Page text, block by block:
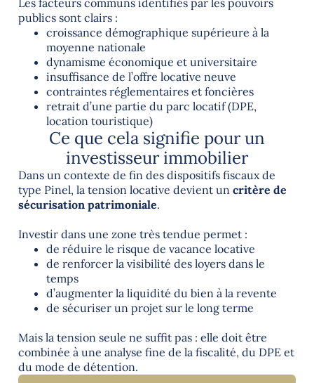
Les facteurs communs identifiés par les pouvoirs
publics sont clairs :
croissance démographique supérieure à la
moyenne nationale
dynamisme économique et universitaire
insuffisance de l’offre locative neuve
contraintes réglementaires et foncières
retrait d’une partie du parc locatif (DPE,
location touristique)
Ce que cela signifie pour un
investisseur immobilier
Dans un contexte de fin des dispositifs fiscaux de
type Pinel, la tension locative devient un critère de
sécurisation patrimoniale.
Investir dans une zone très tendue permet :
de réduire le risque de vacance locative
de renforcer la visibilité des loyers dans le
temps
d’augmenter la liquidité du bien à la revente
de sécuriser un projet sur le long terme
Mais la tension seule ne suffit pas : elle doit être
combinée à une analyse fine de la fiscalité, du DPE et
du mode de détention.